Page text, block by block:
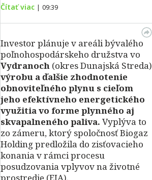
Čítať viac | 09:39
Investor plánuje v areáli bývalého
poľnohospodárskeho družstva vo
Vydranoch (okres Dunajská Streda)
výrobu a ďalšie zhodnotenie
obnoviteľného plynu s cieľom
jeho efektívneho energetického
využitia vo forme plynného aj
skvapalneného paliva. Vyplýva to
zo zámeru, ktorý spoločnosť Biogaz
Holding predložila do zisťovacieho
konania v rámci procesu
posudzovania vplyvov na životné